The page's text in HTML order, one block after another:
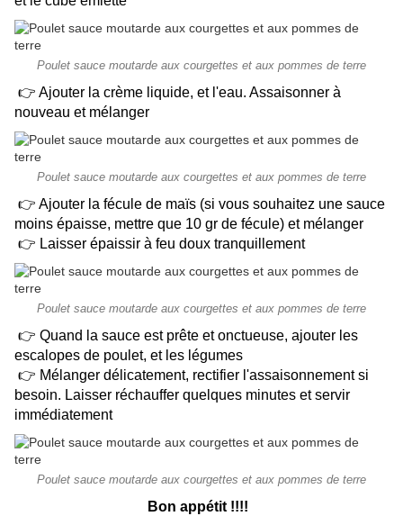
Poulet sauce moutarde aux courgettes et aux pommes de terre
👉 Ajouter la crème liquide, et l'eau. Assaisonner à
nouveau et mélanger
Poulet sauce moutarde aux courgettes et aux pommes de terre
👉 Ajouter la fécule de maïs (si vous souhaitez une sauce
moins épaisse, mettre que 10 gr de fécule) et mélanger
👉 Laisser épaissir à feu doux tranquillement
Poulet sauce moutarde aux courgettes et aux pommes de terre
👉 Quand la sauce est prête et onctueuse, ajouter les
escalopes de poulet, et les légumes
👉 Mélanger délicatement, rectifier l'assaisonnement si
besoin. Laisser réchauffer quelques minutes et servir
immédiatement
Poulet sauce moutarde aux courgettes et aux pommes de terre
Bon appétit !!!!